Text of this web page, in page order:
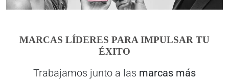
MARCAS LÍDERES PARA IMPULSAR TU
ÉXITO
Trabajamos junto a las marcas más